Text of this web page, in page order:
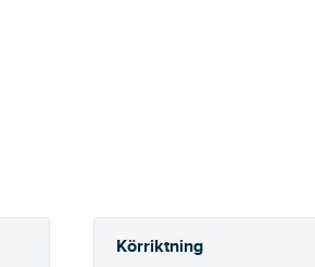
Körriktning